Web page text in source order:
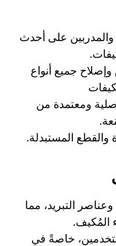
على أحدث
جميع أنواع
ومعتمدة من
والقطع المستبدلة.
التبريد، مما
المُكيف.
خاصةً في